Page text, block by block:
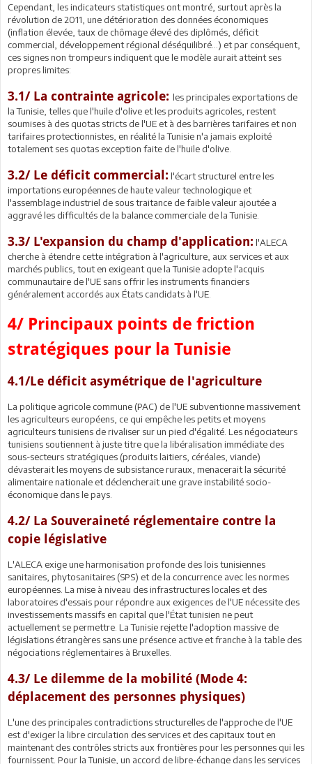
Cependant, les indicateurs statistiques ont montré, surtout après la
révolution de 2011, une détérioration des données économiques
(inflation élevée, taux de chômage élevé des diplômés, déficit
commercial, développement régional déséquilibré...) et par conséquent,
ces signes non trompeurs indiquent que le modèle aurait atteint ses
propres limites:
3.1/ La contrainte agricole: les principales exportations de
la Tunisie, telles que l'huile d'olive et les produits agricoles, restent
soumises à des quotas stricts de l'UE et à des barrières tarifaires et non
tarifaires protectionnistes, en réalité la Tunisie n'a jamais exploité
totalement ses quotas exception faite de l'huile d'olive.
3.2/ Le déficit commercial: l'écart structurel entre les
importations européennes de haute valeur technologique et
l'assemblage industriel de sous traitance de faible valeur ajoutée a
aggravé les difficultés de la balance commerciale de la Tunisie.
3.3/ L'expansion du champ d'application: l'ALECA
cherche à étendre cette intégration à l'agriculture, aux services et aux
marchés publics, tout en exigeant que la Tunisie adopte l'acquis
communautaire de l'UE sans offrir les instruments financiers
généralement accordés aux États candidats à l'UE.
4/ Principaux points de friction
stratégiques pour la Tunisie
4.1/Le déficit asymétrique de l'agriculture
La politique agricole commune (PAC) de l'UE subventionne massivement
les agriculteurs européens, ce qui empêche les petits et moyens
agriculteurs tunisiens de rivaliser sur un pied d'égalité. Les négociateurs
tunisiens soutiennent à juste titre que la libéralisation immédiate des
sous-secteurs stratégiques (produits laitiers, céréales, viande)
dévasterait les moyens de subsistance ruraux, menacerait la sécurité
alimentaire nationale et déclencherait une grave instabilité socio-
économique dans le pays.
4.2/ La Souveraineté réglementaire contre la
copie législative
L'ALECA exige une harmonisation profonde des lois tunisiennes
sanitaires, phytosanitaires (SPS) et de la concurrence avec les normes
européennes. La mise à niveau des infrastructures locales et des
laboratoires d'essais pour répondre aux exigences de l'UE nécessite des
investissements massifs en capital que l'État tunisien ne peut
actuellement se permettre. La Tunisie rejette l'adoption massive de
législations étrangères sans une présence active et franche à la table des
négociations réglementaires à Bruxelles.
4.3/ Le dilemme de la mobilité (Mode 4:
déplacement des personnes physiques)
L'une des principales contradictions structurelles de l'approche de l'UE
est d'exiger la libre circulation des services et des capitaux tout en
maintenant des contrôles stricts aux frontières pour les personnes qui les
fournissent. Pour la Tunisie, un accord de libre-échange dans les services